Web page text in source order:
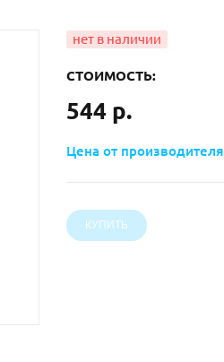
СТОИМОСТЬ:
544 р.
Цена от производителя